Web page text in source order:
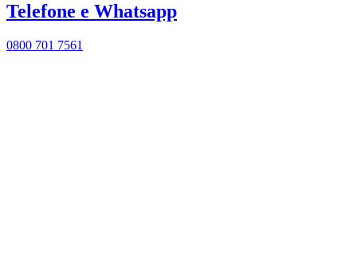
Telefone e Whatsapp
0800 701 7561